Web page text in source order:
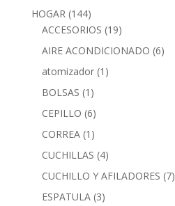
HOGAR (144)
ACCESORIOS (19)
AIRE ACONDICIONADO (6)
atomizador (1)
BOLSAS (1)
CEPILLO (6)
CORREA (1)
CUCHILLAS (4)
CUCHILLO Y AFILADORES (7)
ESPATULA (3)